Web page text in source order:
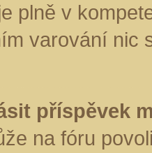
plně v
varování nic
příspěvek
na fóru